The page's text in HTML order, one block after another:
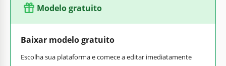
Modelo gratuito
Baixar modelo gratuito
Escolha sua plataforma e comece a editar imediatamente